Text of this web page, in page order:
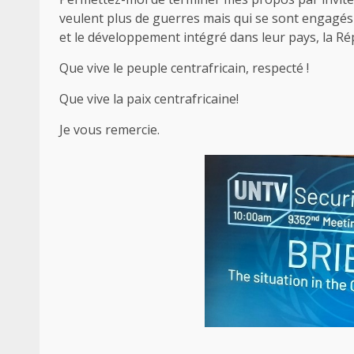
veulent plus de guerres mais qui se sont
et le développement intégré dans leur pays, la
Que vive le peuple centrafricain, respecté !
Que vive la paix centrafricaine!
Je vous remercie.